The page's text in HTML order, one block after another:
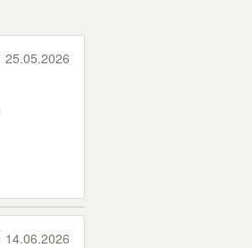
25.05.2026
14.06.2026